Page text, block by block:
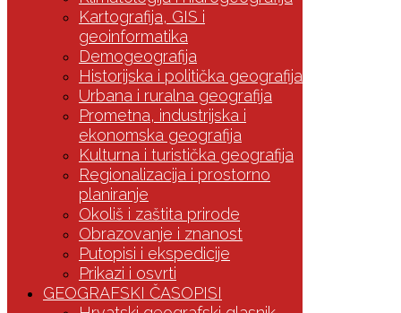
Kartografija, GIS i
geoinformatika
Demogeografija
Historijska i politička geografija
Urbana i ruralna geografija
Prometna, industrijska i
ekonomska geografija
Kulturna i turistička geografija
Regionalizacija i prostorno
planiranje
Okoliš i zaštita prirode
Obrazovanje i znanost
Putopisi i ekspedicije
Prikazi i osvrti
GEOGRAFSKI ČASOPISI